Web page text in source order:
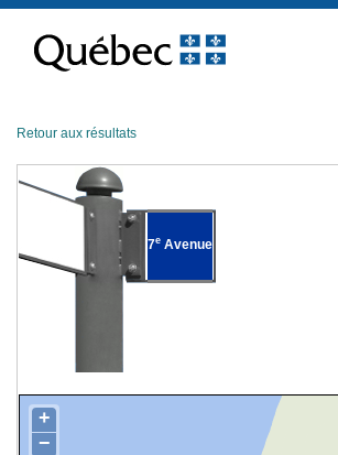
contenu
Retour aux résultats
7e Avenue
+
−